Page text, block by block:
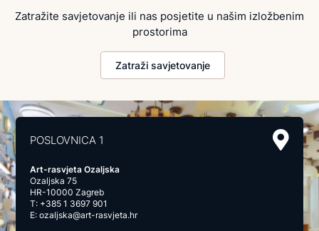
Zatražite savjetovanje ili nas posjetite u našim izložbenim
prostorima
Zatraži savjetovanje
POSLOVNICA 1
Art-rasvjeta Ozaljska
Ozaljska 75
HR-10000 Zagreb
T: +385 1 3697 901
E:ozaljska@art-rasvjeta.hr